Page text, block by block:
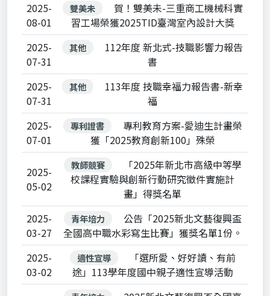
2025-
08-01
雙美未
賀！雙美未-三重商工機械科實
習工場榮獲2025TID臺灣室內設計大獎
2025-
07-31
其他
112年度 新北式-技職影響力報告
書
2025-
07-31
其他
113年度 技職幸福力報告書-新幸
福
2025-
07-01
專利證書
專利教育方案-愛迪生計畫榮
獲「2025教育創新100」殊榮
2025-
05-02
教師競賽
「2025年新北市高級中等學
校課程實驗與創新行動研究徵件實施計
畫」得獎名單
2025-
03-27
青年培力
公告「2025新北文藝復興盃
全國高中職水彩寫生比賽」獲獎名單1份。
2025-
03-02
適性宣導
「選所愛、好好讀、有前
途」113學年度國中親子適性宣導活動